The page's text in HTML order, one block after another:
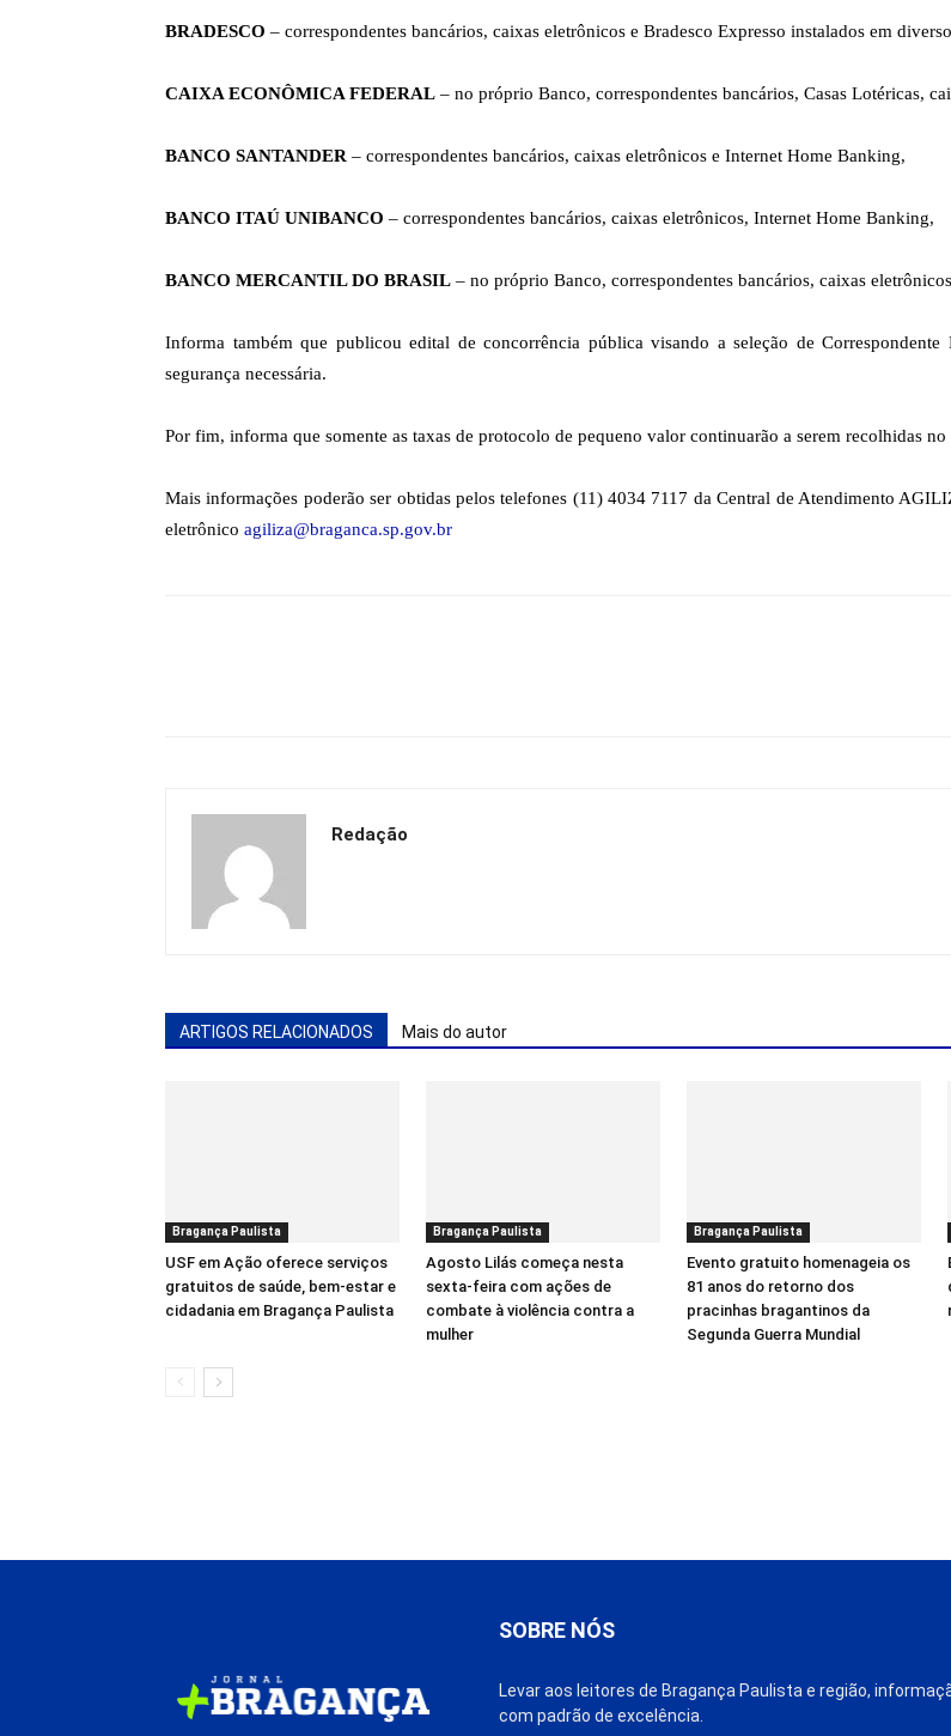
BRADESCO – correspondentes bancários, caixas eletrônicos e Bradesco Expresso instalados em
CAIXA ECONÔMICA FEDERAL – no próprio Banco, correspondentes bancários, Casas Lotéricas,
BANCO SANTANDER – correspondentes bancários, caixas eletrônicos e Internet Home Banking,
BANCO ITAÚ UNIBANCO – correspondentes bancários, caixas eletrônicos, Internet Home Banking,
BANCO MERCANTIL DO BRASIL – no próprio Banco, correspondentes bancários, caixas
Informa também que publicou edital de concorrência pública visando a seleção de
segurança necessária.
Por fim, informa que somente as taxas de protocolo de pequeno valor continuarão a serem recolhidas
Mais informações poderão ser obtidas pelos telefones (11) 4034 7117 da Central de Atendimento
eletrônico agiliza@braganca.sp.gov.br
Redação
ARTIGOS RELACIONADOS Mais do autor
Bragança Paulista
USF em Ação oferece serviços
gratuitos de saúde, bem-estar e
cidadania em Bragança Paulista
Bragança Paulista
Agosto Lilás começa nesta
sexta-feira com ações de
combate à violência contra a
mulher
Bragança Paulista
Evento gratuito homenageia os
81 anos do retorno dos
pracinhas bragantinos da
Segunda Guerra Mundial
SOBRE NÓS
Levar aos leitores de Bragança Paulista e região,
com padrão de excelência.